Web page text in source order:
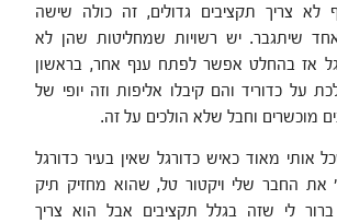
לא צריך תקציבים גדולים, זה כולה שישה
שיתגבר. יש רשויות שמחליטות שהן לא
אז בהחלט אפשר לפתח ענף אחר, בראשון
על כדוריד והם קיבלו אליפות וזה יופי של
מוכשרים וחבל שלא הולכים על זה.
אותי מאוד כאיש כדורגל שאין בעיר כדורגל
את החבר שלי ויקטור טל, שהוא מחזיק תיק
ברור לי שזה בגלל תקציבים אבל הוא צריך